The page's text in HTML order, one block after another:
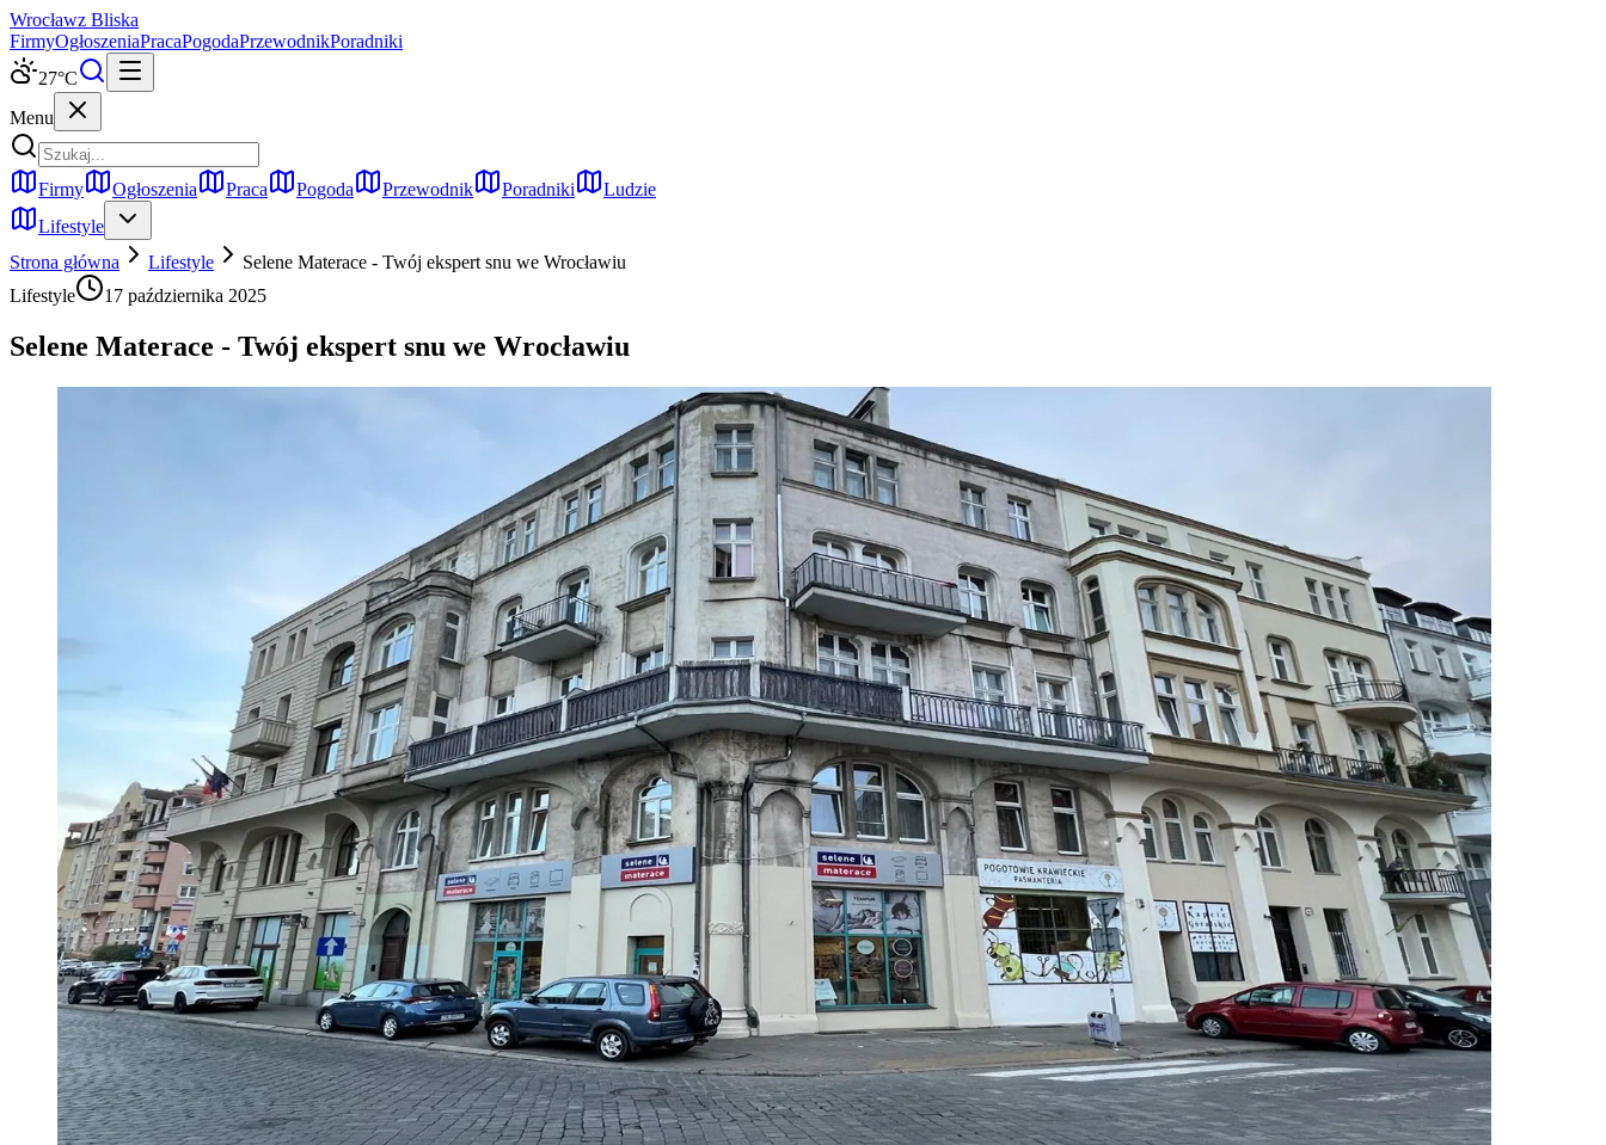
Wrocławz Bliska
FirmyOgłoszeniaPracaPogodaPrzewodnikPoradniki
27°C
Menu
Firmy Ogłoszenia Praca Pogoda Przewodnik Poradniki
Ludzie
Lifestyle
Strona główna
Lifestyle
Selene Materace - Twój ekspert snu we Wrocławiu
Lifestyle
17 października 2025
Selene Materace - Twój ekspert snu we Wrocławiu